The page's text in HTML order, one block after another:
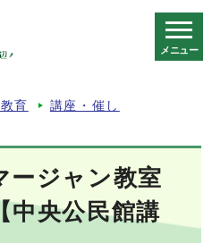
メニュー
育 講座・催し
ージャン教室
中央公民館講